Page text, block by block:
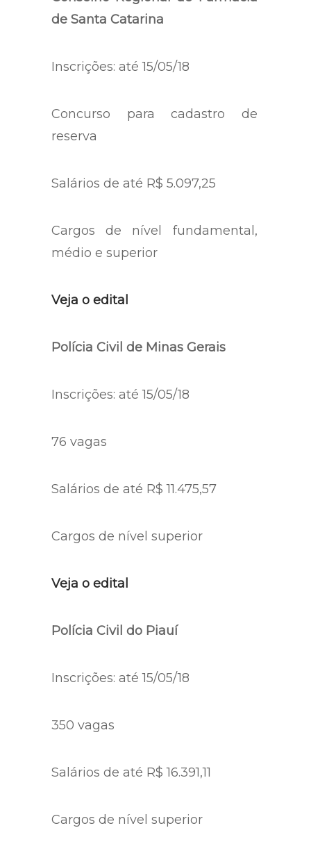
de Santa Catarina
Inscrições: até 15/05/18
Concurso para cadastro de
reserva
Salários de até R$ 5.097,25
Cargos de nível fundamental,
médio e superior
Veja o edital
Polícia Civil de Minas Gerais
Inscrições: até 15/05/18
76 vagas
Salários de até R$ 11.475,57
Cargos de nível superior
Veja o edital
Polícia Civil do Piauí
Inscrições: até 15/05/18
350 vagas
Salários de até R$ 16.391,11
Cargos de nível superior